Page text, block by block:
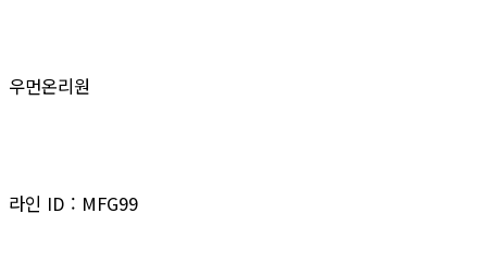
우먼온리원
라인 ID : MFG99